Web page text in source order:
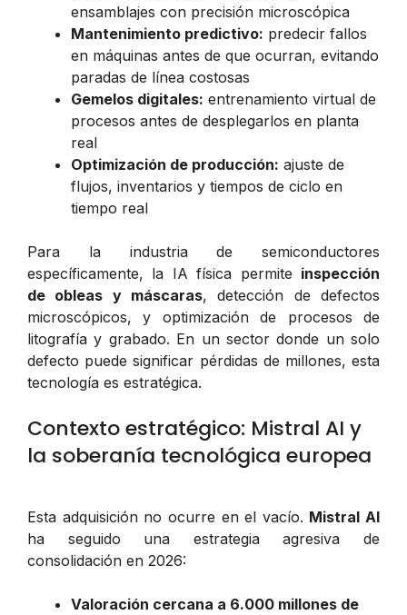
ensamblajes con precisión microscópica
Mantenimiento predictivo: predecir fallos
en máquinas antes de que ocurran, evitando
paradas de línea costosas
Gemelos digitales: entrenamiento virtual de
procesos antes de desplegarlos en planta
real
Optimización de producción: ajuste de
flujos, inventarios y tiempos de ciclo en
tiempo real
Para la industria de semiconductores
específicamente, la IA física permite inspección
de obleas y máscaras, detección de defectos
microscópicos, y optimización de procesos de
litografía y grabado. En un sector donde un solo
defecto puede significar pérdidas de millones, esta
tecnología es estratégica.
Contexto estratégico: Mistral AI y
la soberanía tecnológica europea
Esta adquisición no ocurre en el vacío. Mistral AI
ha seguido una estrategia agresiva de
consolidación en 2026:
Valoración cercana a 6.000 millones de